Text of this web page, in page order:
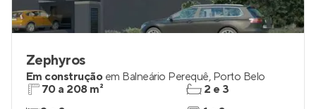
Zephyros
Em construção em Balneário Perequê, Porto Belo
70 a 208 m²
2 e 3